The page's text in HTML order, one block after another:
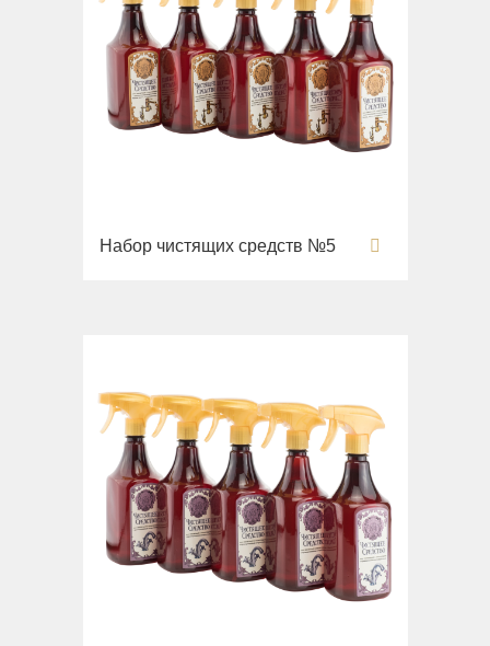
Набор чистящих средств №5